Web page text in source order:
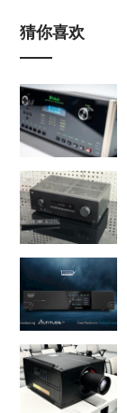
猜你喜欢